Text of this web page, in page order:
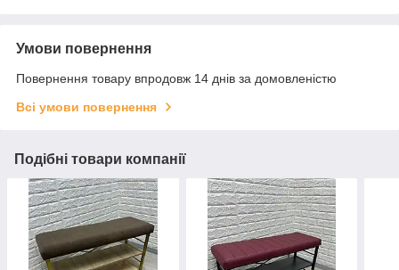
Умови повернення
Повернення товару впродовж 14 днів за домовленістю
Всі умови повернення
Подібні товари компанії